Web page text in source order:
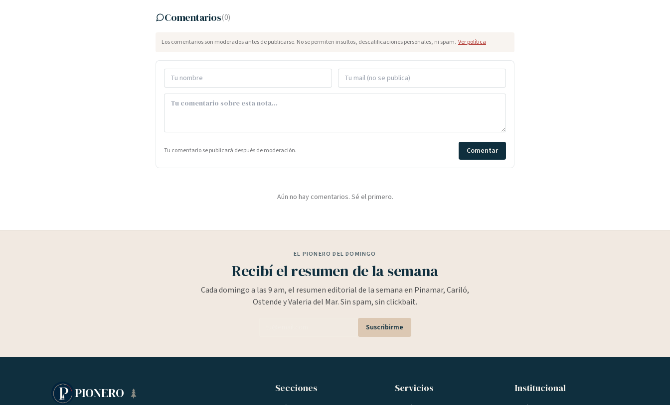
Comentarios(0)
Los comentarios son moderados antes de publicarse. No se permiten insultos, descalificaciones personales, ni spam. Ver política
Tu comentario se publicará después de moderación. Comentar
Aún no hay comentarios. Sé el primero.
EL PIONERO DEL DOMINGO
Recibí el resumen de la semana
Cada domingo a las 9 am, el resumen editorial de la semana en Pinamar, Cariló,
Ostende y Valeria del Mar. Sin spam, sin clickbait.
Suscribirme
PIONERO Secciones Servicios Institucional